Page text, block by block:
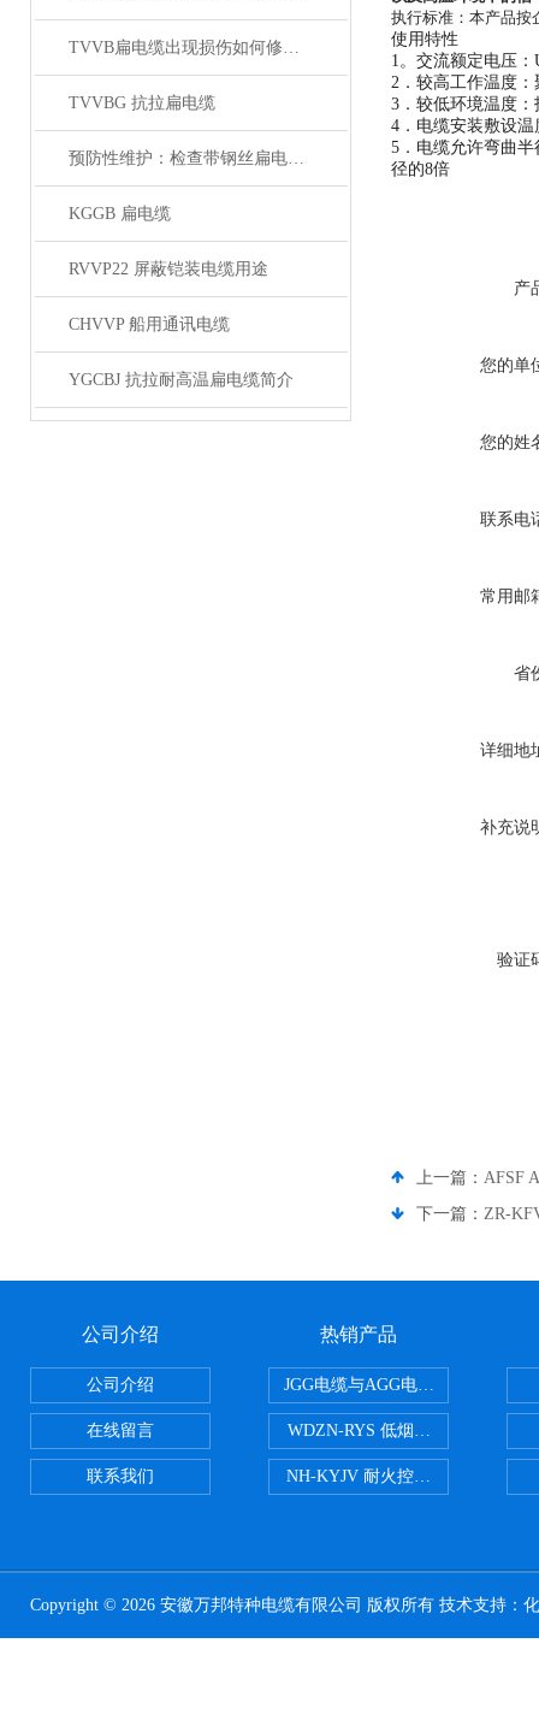
TVVB扁电缆出现损伤如何修补？有哪些措施
TVVBG 抗拉扁电缆
预防性维护：检查带钢丝扁电缆的磨损、变形与钢丝状态
KGGB 扁电缆
RVVP22 屏蔽铠装电缆用途
CHVVP 船用通讯电缆
YGCBJ 抗拉耐高温扁电缆简介
执行标准：本产品按
使用特性
1。交流额定电
2．较高工作温度
3．较低环境温度
4．电缆安装敷设
5．电缆允许弯曲
径的8倍
产
您的单
您的姓
联系电
常用邮
省
详细地
补充说
验证
上一篇： AFSF
下一篇： ZR-
公司介绍
公司介绍
在线留言
联系我们
热销产品
JGG电缆与AGG电缆有什么区别
WDZN-RYS 低烟无卤耐火双绞线
NH-KYJV 耐火控制电缆
Copyright © 2026 安徽万邦特种电缆有限公司 版权所有 技术支持：